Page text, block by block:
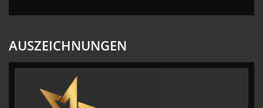
AUSZEICHNUNGEN